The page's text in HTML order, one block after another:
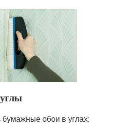
бумажные обои в углах: